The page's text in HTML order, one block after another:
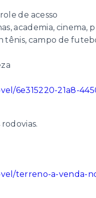
de acesso
academia, cinema,
tênis, campo de
6e315220-21a8-
rodovias.
terreno-a-venda-